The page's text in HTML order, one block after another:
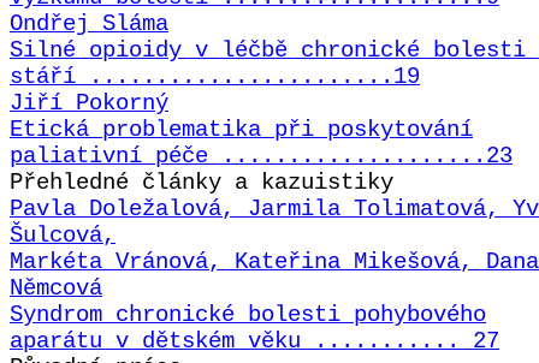
Ondřej Sláma
Silné opioidy v léčbě chronické bolesti
stáří .......................19
Jiří Pokorný
Etická problematika při poskytování
paliativní péče ....................23
Přehledné články a kazuistiky
Pavla Doležalová, Jarmila Tolimatová,
Šulcová,
Markéta Vránová, Kateřina Mikešová, Dana
Němcová
Syndrom chronické bolesti pohybového
aparátu v dětském věku ........... 27